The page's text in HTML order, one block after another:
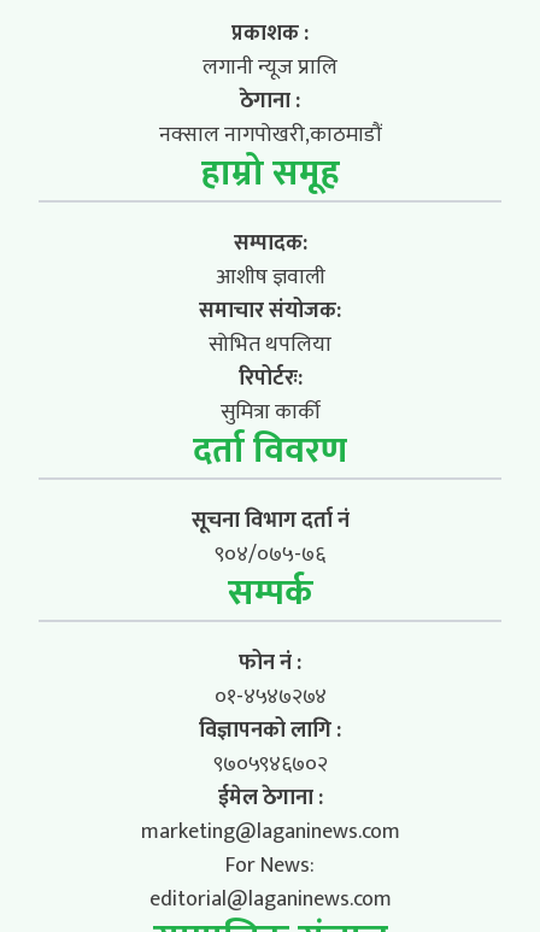
प्रकाशक :
लगानी न्यूज प्रालि
ठेगाना :
नक्साल नागपोखरी,काठमाडौं
हाम्रो समूह
सम्पादक:
आशीष ज्ञवाली
समाचार संयोजक:
सोभित थपलिया
रिपोर्टरः:
सुमित्रा कार्की
दर्ता विवरण
सूचना विभाग दर्ता नं
९०४/०७५-७६
सम्पर्क
फोन नं :
०१-४५४७२७४
विज्ञापनको लागि :
९७०५९४६७०२
ईमेल ठेगाना :
marketing@laganinews.com
For News:
editorial@laganinews.com